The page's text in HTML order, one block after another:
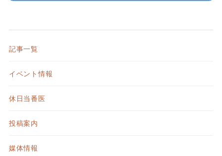
記事一覧
イベント情報
休日当番医
投稿案内
媒体情報